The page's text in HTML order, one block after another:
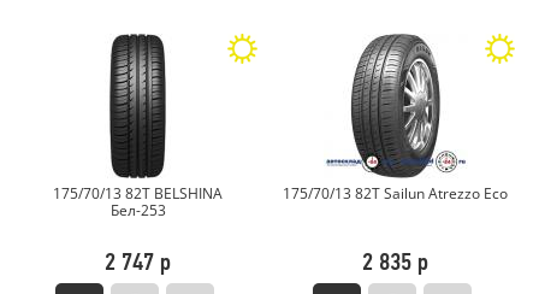
175/70/13 82T BELSHINA
Бел-253
2 747 р
175/70/13 82T Sailun Atrezzo Eco
2 835 р